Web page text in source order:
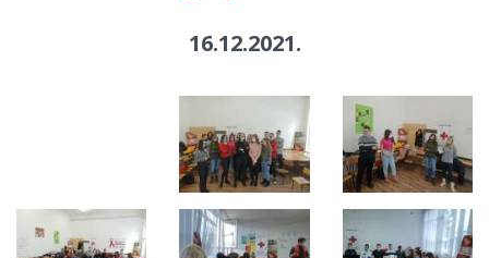
16.12.2021.